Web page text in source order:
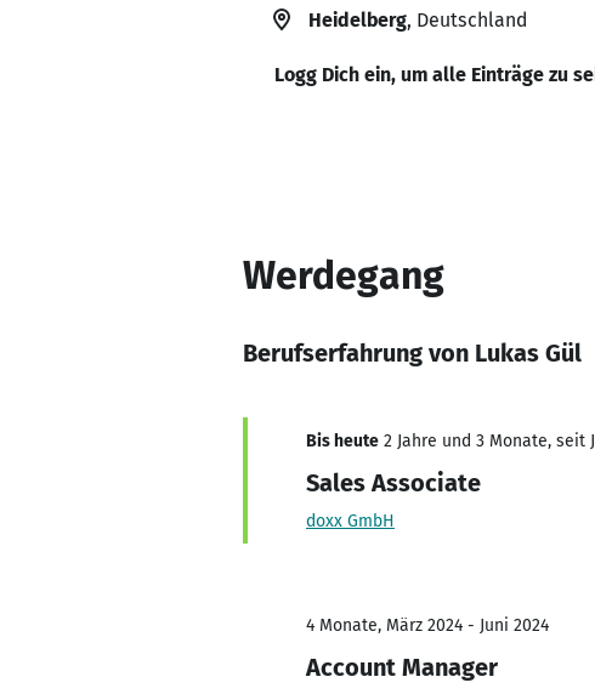
Heidelberg, Deutschland
Logg Dich ein, um alle Einträge zu
Werdegang
Berufserfahrung von Lukas Gül
Bis heute 2 Jahre und 3 Monate, seit
Sales Associate
doxx GmbH
4 Monate, März 2024 - Juni 2024
Account Manager